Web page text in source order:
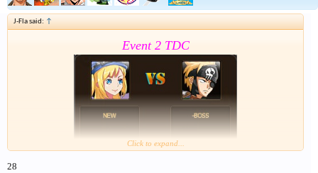
J-Fla said: ↑
Event 2 TDC
Click to expand...
28